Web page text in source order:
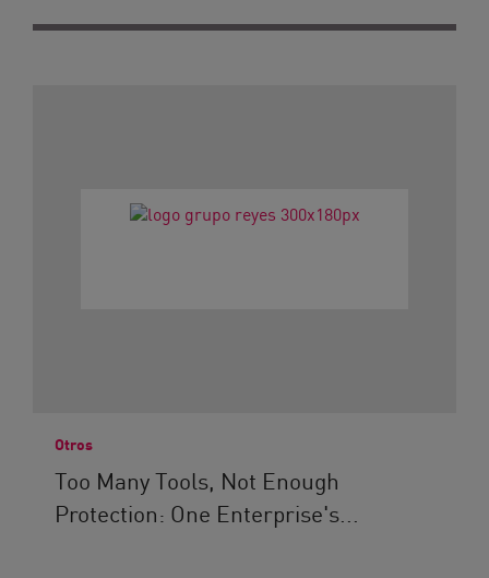
Otros
Too Many Tools, Not Enough
Protection: One Enterprise's...